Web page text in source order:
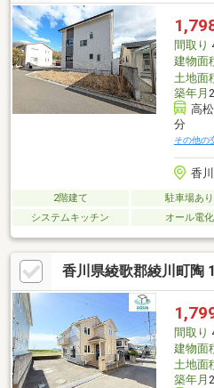
間取り
建物面
土地面
築年月
高
分
その他の
香
2階建て 駐車場あり
システムキッチン
オール電化
香川県綾歌郡綾川町陶
間取り
建物面
土地面
築年月